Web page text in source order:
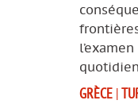
GRÈCE |